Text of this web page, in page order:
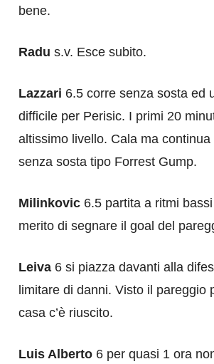
bene.
Radu s.v. Esce subito.
Lazzari 6.5 corre senza sosta ed
difficile per Perisic. I primi 20
altissimo livello. Cala ma continua
senza sosta tipo Forrest Gump.
Milinkovic 6.5 partita a ritmi bassi
merito di segnare il goal del
Leiva 6 si piazza davanti alla
limitare di danni. Visto il pareggio
casa c’è riuscito.
Luis Alberto 6 per quasi 1 ora